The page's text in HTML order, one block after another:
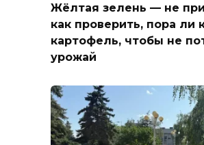
Жёлтая зелень — не
как проверить, пора ли
картофель, чтобы не
урожай